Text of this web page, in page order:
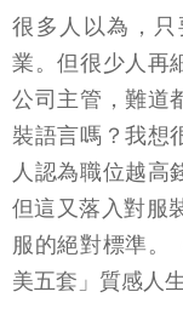
很多人以為，
業。但很少人再
公司主管，難道
裝語言嗎？我想
人認為職位越高
但這又落入對服
服的絕對標準。
美五套」質感人